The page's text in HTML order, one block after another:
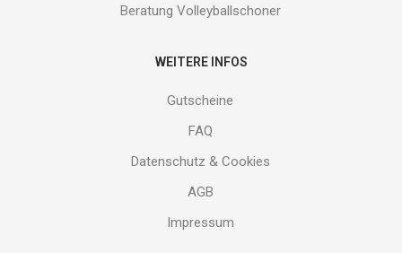
Beratung Volleyballschoner
WEITERE INFOS
Gutscheine
FAQ
Datenschutz & Cookies
AGB
Impressum